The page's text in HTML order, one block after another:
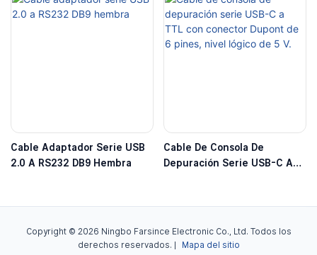
Cable Adaptador Serie USB
2.0 A RS232 DB9 Hembra
Cable De Consola De
Depuración Serie USB-C A
V.
Copyright © 2026 Ningbo Farsince Electronic Co., Ltd. Todos los
derechos reservados. |
Mapa del sitio